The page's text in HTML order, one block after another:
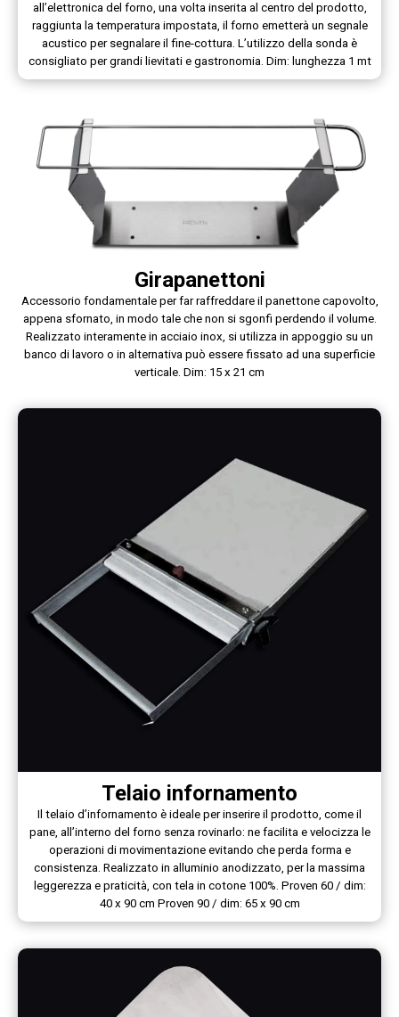
all’elettronica del forno, una volta inserita al centro del prodotto,
raggiunta la temperatura impostata, il forno emetterà un segnale
acustico per segnalare il fine-cottura. L’utilizzo della sonda è
consigliato per grandi lievitati e gastronomia. Dim: lunghezza 1 mt
Girapanettoni
Accessorio fondamentale per far raffreddare il panettone capovolto,
appena sfornato, in modo tale che non si sgonfi perdendo il volume.
Realizzato interamente in acciaio inox, si utilizza in appoggio su un
banco di lavoro o in alternativa può essere fissato ad una superficie
verticale. Dim: 15 x 21 cm
Telaio infornamento
Il telaio d’infornamento è ideale per inserire il prodotto, come il
pane, all’interno del forno senza rovinarlo: ne facilita e velocizza le
operazioni di movimentazione evitando che perda forma e
consistenza. Realizzato in alluminio anodizzato, per la massima
leggerezza e praticità, con tela in cotone 100%. Proven 60 / dim:
40 x 90 cm Proven 90 / dim: 65 x 90 cm